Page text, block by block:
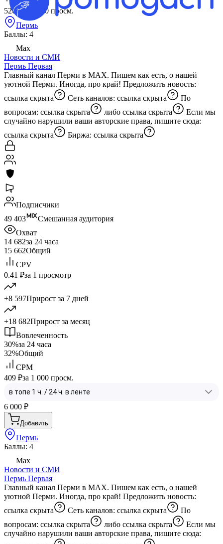
526 ₽за 1 000 просм.
Пермь
Баллы: 4
Max
Новости и СМИ
Пермь Первая
Главный канал Перми в MAX. Пишем как есть, о нашей
уютной Перми. Иногда, про край! Предложить новость:
ссылка скрыта
Сеть каналов: ссылка скрыта
По
вопросам: ссылка скрыта либо ссылка скрыта
Если мы
случайно нарушили ваши авторские права, пишите сюда:
ссылка скрыта
Биржа: ссылка скрыта
Подписчики
49 403
Смешанная аудитория
Охват
14 682за 24 часа
15 662Общий
CPV
0.41 ₽за 1 просмотр
+8 597Прирост за 7 дней
+18 682Прирост за месяц
Вовлеченность
30%за 24 часа
32%Общий
CPM
409 ₽за 1 000 просм.
6 000 ₽
Добавить
Пермь
Баллы: 4
Max
Новости и СМИ
Пермь Первая
Главный канал Перми в MAX. Пишем как есть, о нашей
уютной Перми. Иногда, про край! Предложить новость:
ссылка скрыта
Сеть каналов: ссылка скрыта
По
вопросам: ссылка скрыта либо ссылка скрыта
Если мы
случайно нарушили ваши авторские права, пишите сюда: